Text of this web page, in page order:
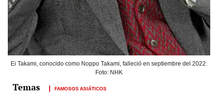
Ei Takami, conocido como Noppo Takami, falleció en septiembre del 2022.
Foto: NHK
FAMOSOS ASIÁTICOS